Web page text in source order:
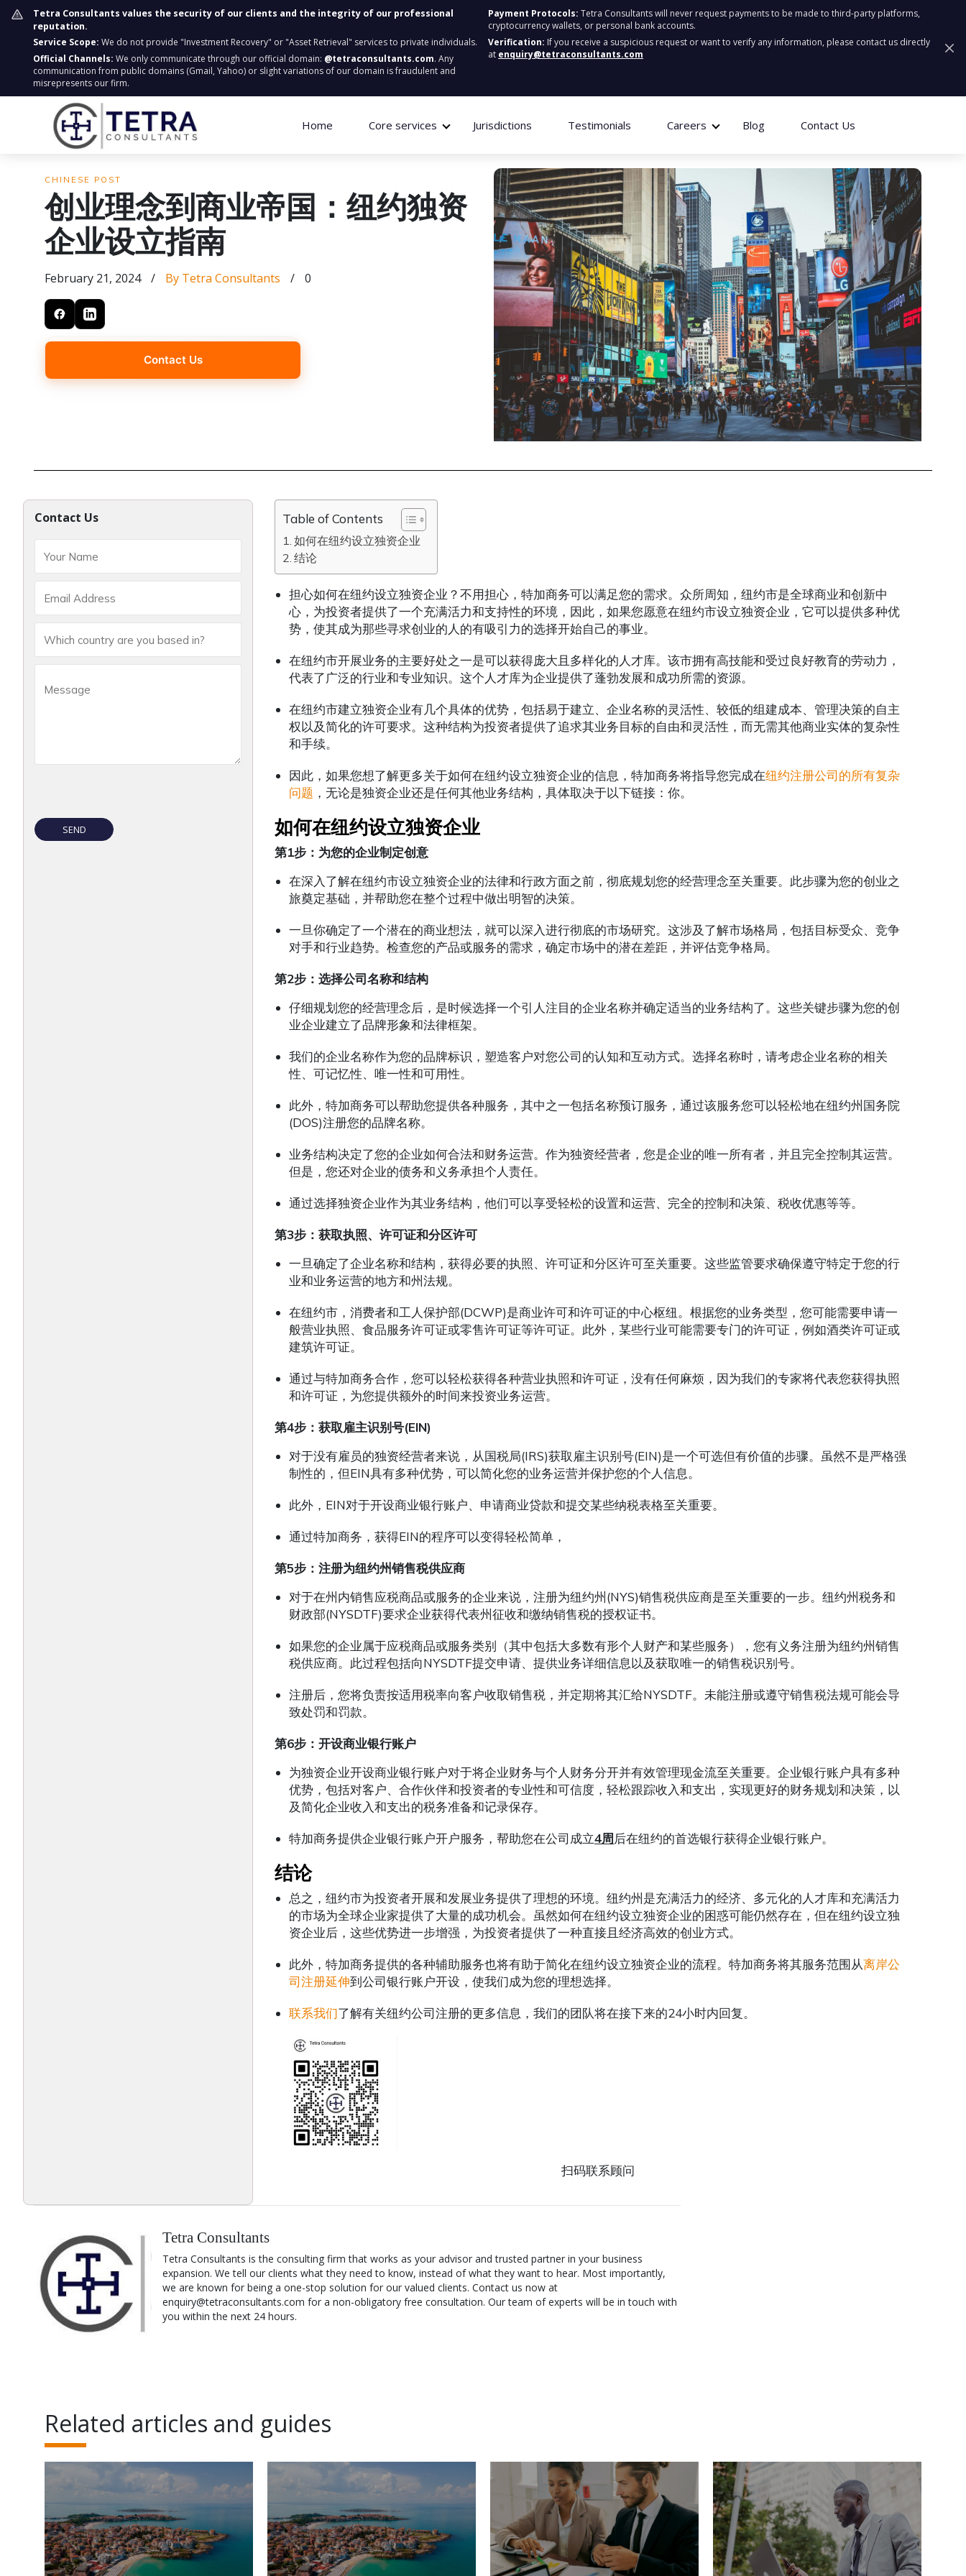
Tetra Consultants values the security of our clients and the integrity of our professional
reputation.
Service Scope: We do not provide "Investment Recovery" or "Asset Retrieval" services to private individuals.
Official Channels: We only communicate through our official domain: @tetraconsultants.com. Any
communication from public domains (Gmail, Yahoo) or slight variations of our domain is fraudulent and
misrepresents our firm.
Payment Protocols: Tetra Consultants will never request payments to be made to third-party platforms,
cryptocurrency wallets, or personal bank accounts.
Verification: If you receive a suspicious request or want to verify any information, please contact us directly
at enquiry@tetraconsultants.com
Home Core services Jurisdictions Testimonials Careers Blog Contact Us
CHINESE POST
创业理念到商业帝国：纽约独资
企业设立指南
February 21, 2024 / By Tetra Consultants / 0
Contact Us
Contact Us Table of Contents
如何在纽约设立独资企业
结论
担心如何在纽约设立独资企业？不用担心，特加商务可以满足您的需求。众所周知，纽约市是全球商业和创新中
心，为投资者提供了一个充满活力和支持性的环境，因此，如果您愿意在纽约市设立独资企业，它可以提供多种优
势，使其成为那些寻求创业的人的有吸引力的选择开始自己的事业。
在纽约市开展业务的主要好处之一是可以获得庞大且多样化的人才库。该市拥有高技能和受过良好教育的劳动力，
代表了广泛的行业和专业知识。这个人才库为企业提供了蓬勃发展和成功所需的资源。
在纽约市建立独资企业有几个具体的优势，包括易于建立、企业名称的灵活性、较低的组建成本、管理决策的自主
权以及简化的许可要求。这种结构为投资者提供了追求其业务目标的自由和灵活性，而无需其他商业实体的复杂性
和手续。
因此，如果您想了解更多关于如何在纽约设立独资企业的信息，特加商务将指导您完成在纽约注册公司的所有复杂
问题 ，无论是独资企业还是任何其他业务结构，具体取决于以下链接：你。
如何在纽约设立独资企业
第1步：为您的企业制定创意
在深入了解在纽约市设立独资企业的法律和行政方面之前，彻底规划您的经营理念至关重要。此步骤为您的创业之
旅奠定基础，并帮助您在整个过程中做出明智的决策。
一旦你确定了一个潜在的商业想法，就可以深入进行彻底的市场研究。这涉及了解市场格局，包括目标受众、竞争
对手和行业趋势。检查您的产品或服务的需求，确定市场中的潜在差距，并评估竞争格局。
第2步：选择公司名称和结构
仔细规划您的经营理念后，是时候选择一个引人注目的企业名称并确定适当的业务结构了。这些关键步骤为您的创
业企业建立了品牌形象和法律框架。
我们的企业名称作为您的品牌标识，塑造客户对您公司的认知和互动方式。选择名称时，请考虑企业名称的相关
性、可记忆性、唯一性和可用性。
此外，特加商务可以帮助您提供各种服务，其中之一包括名称预订服务，通过该服务您可以轻松地在纽约州国务院
(DOS)注册您的品牌名称。
业务结构决定了您的企业如何合法和财务运营。作为独资经营者，您是企业的唯一所有者，并且完全控制其运营。
但是，您还对企业的债务和义务承担个人责任。
通过选择独资企业作为其业务结构，他们可以享受轻松的设置和运营、完全的控制和决策、税收优惠等等。
第3步：获取执照、许可证和分区许可
一旦确定了企业名称和结构，获得必要的执照、许可证和分区许可至关重要。这些监管要求确保遵守特定于您的行
业和业务运营的地方和州法规。
在纽约市，消费者和工人保护部(DCWP)是商业许可和许可证的中心枢纽。根据您的业务类型，您可能需要申请一
般营业执照、食品服务许可证或零售许可证等许可证。此外，某些行业可能需要专门的许可证，例如酒类许可证或
建筑许可证。
通过与特加商务合作，您可以轻松获得各种营业执照和许可证，没有任何麻烦，因为我们的专家将代表您获得执照
和许可证，为您提供额外的时间来投资业务运营。
第4步：获取雇主识别号(EIN)
对于没有雇员的独资经营者来说，从国税局(IRS)获取雇主识别号(EIN)是一个可选但有价值的步骤。虽然不是严格强
制性的，但EIN具有多种优势，可以简化您的业务运营并保护您的个人信息。
此外，EIN对于开设商业银行账户、申请商业贷款和提交某些纳税表格至关重要。
通过特加商务，获得EIN的程序可以变得轻松简单，
第5步：注册为纽约州销售税供应商
对于在州内销售应税商品或服务的企业来说，注册为纽约州(NYS)销售税供应商是至关重要的一步。纽约州税务和
财政部(NYSDTF)要求企业获得代表州征收和缴纳销售税的授权证书。
如果您的企业属于应税商品或服务类别（其中包括大多数有形个人财产和某些服务），您有义务注册为纽约州销售
税供应商。此过程包括向NYSDTF提交申请、提供业务详细信息以及获取唯一的销售税识别号。
注册后，您将负责按适用税率向客户收取销售税，并定期将其汇给NYSDTF。未能注册或遵守销售税法规可能会导
致处罚和罚款。
第6步：开设商业银行账户
为独资企业开设商业银行账户对于将企业财务与个人财务分开并有效管理现金流至关重要。企业银行账户具有多种
优势，包括对客户、合作伙伴和投资者的专业性和可信度，轻松跟踪收入和支出，实现更好的财务规划和决策，以
及简化企业收入和支出的税务准备和记录保存。
特加商务提供企业银行账户开户服务，帮助您在公司成立4周 后在纽约的首选银行获得企业银行账户。
结论
总之，纽约市为投资者开展和发展业务提供了理想的环境。纽约州是充满活力的经济、多元化的人才库和充满活力
的市场为全球企业家提供了大量的成功机会。虽然如何在纽约设立独资企业的困惑可能仍然存在，但在纽约设立独
资企业后，这些优势进一步增强，为投资者提供了一种直接且经济高效的创业方式。
此外，特加商务提供的各种辅助服务也将有助于简化在纽约设立独资企业的流程。特加商务将其服务范围从离岸公
司注册延伸到公司银行账户开设，使我们成为您的理想选择。
联系我们了解有关纽约公司注册的更多信息，我们的团队将在接下来的24小时内回复。
扫码联系顾问
Tetra Consultants
Tetra Consultants is the consulting firm that works as your advisor and trusted partner in your business
expansion. We tell our clients what they need to know, instead of what they want to hear. Most importantly,
we are known for being a one-stop solution for our valued clients. Contact us now at
enquiry@tetraconsultants.com for a non-obligatory free consultation. Our team of experts will be in touch with
you within the next 24 hours.
Related articles and guides